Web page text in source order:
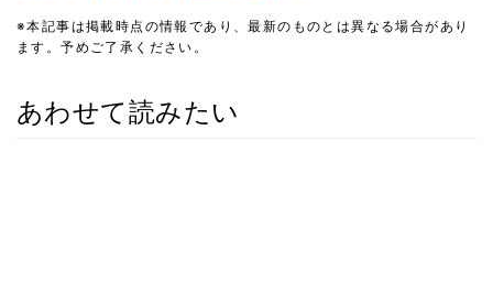
※本記事は掲載時点の情報であり、最新のものとは異なる場合があり
ます。予めご了承ください。
あわせて読みたい